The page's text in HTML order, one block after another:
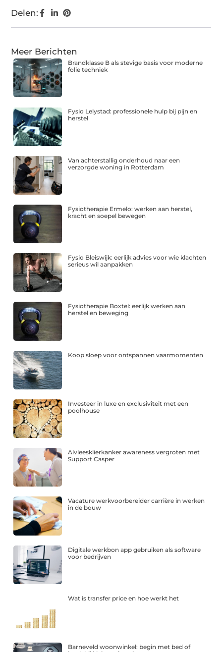
Delen:
Meer Berichten
Brandklasse B als stevige basis voor moderne
folie techniek
Fysio Lelystad: professionele hulp bij pijn en
herstel
Van achterstallig onderhoud naar een
verzorgde woning in Rotterdam
Fysiotherapie Ermelo: werken aan herstel,
kracht en soepel bewegen
Fysio Bleiswijk: eerlijk advies voor wie klachten
serieus wil aanpakken
Fysiotherapie Boxtel: eerlijk werken aan
herstel en beweging
Koop sloep voor ontspannen vaarmomenten
Investeer in luxe en exclusiviteit met een
poolhouse
Alvleesklierkanker awareness vergroten met
Support Casper
Vacature werkvoorbereider carrière in werken
in de bouw
Digitale werkbon app gebruiken als software
voor bedrijven
Wat is transfer price en hoe werkt het
Barneveld woonwinkel: begin met bed of